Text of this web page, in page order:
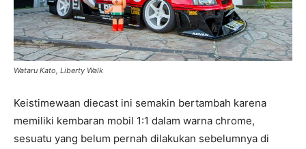
Wataru Kato, Liberty Walk
Keistimewaan diecast ini semakin bertambah karena
memiliki kembaran mobil 1:1 dalam warna chrome,
sesuatu yang belum pernah dilakukan sebelumnya di